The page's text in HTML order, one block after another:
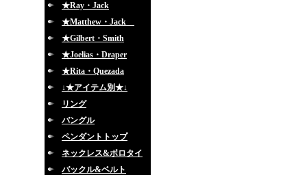
★Ray・Jack
★Matthew・Jack
★Gilbert・Smith
★Joelias・Draper
★Rita・Quezada
↓★アイテム別★↓
リング
バングル
ペンダントトップ
ネックレス&ボロタイ
バックル&ベルト